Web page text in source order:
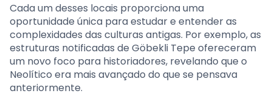
Cada um desses locais proporciona uma
oportunidade única para estudar e entender as
complexidades das culturas antigas. Por exemplo, as
estruturas notificadas de Göbekli Tepe ofereceram
um novo foco para historiadores, revelando que o
Neolítico era mais avançado do que se pensava
anteriormente.